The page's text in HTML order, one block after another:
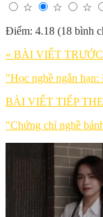
☆ ☆ ☆
Điểm: 4.18 (18 bình
« BÀI VIẾT TRƯỚC
"Học nghề ngắn
BÀI VIẾT TIẾP
"Chứng chỉ nghề